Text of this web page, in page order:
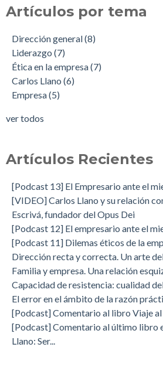
Artículos por tema
Dirección general(8)
Liderazgo (7)
Ética en la empresa(7)
Carlos Llano (6)
Empresa(5)
ver todos
Artículos Recientes
[Podcast 13] El Empresario ante el
[VIDEO] Carlos Llano y su relación
Escrivá, fundador del Opus Dei
[Podcast 12] El empresario ante el
[Podcast 11] Dilemas éticos de la
Dirección recta y correcta. Un arte
Familia y empresa. Una relación
Capacidad de resistencia: cualidad
El error en el ámbito de la razón
[Podcast] Comentario al libro Viaje
[Podcast] Comentario al último libro
Llano: Ser...